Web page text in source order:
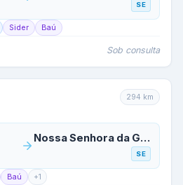
SE
Sider Baú
Sob consulta
294 km
Nossa Senhora da Glória
SE
Baú +1